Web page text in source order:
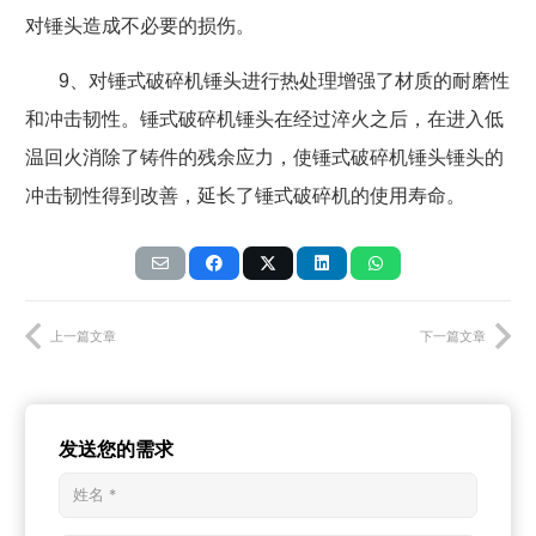
对锤头造成不必要的损伤。
9 、对锤式破碎机锤头进行热处理增强了材质的耐磨性
和冲击韧性。锤式破碎机锤头在经过淬火之后，在进入低
温回火消除了铸件的残余应力，使锤式破碎机锤头锤头的
冲击韧性得到改善，延长了锤式破碎机的使用寿命。
上一篇文章 下一篇文章
发送您的需求